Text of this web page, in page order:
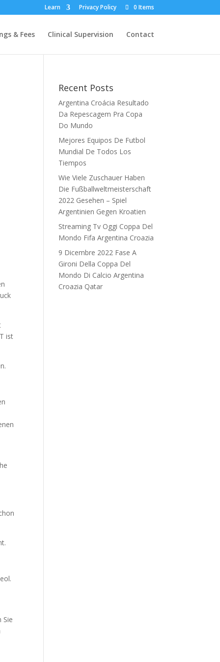
Learn Privacy Policy 0 Items
& Fees Clinical Supervision Contact
ist
Sie
Recent Posts
Argentina Croácia Resultado
Da Repescagem Pra Copa
Do Mundo
Mejores Equipos De Futbol
Mundial De Todos Los
Tiempos
Wie Viele Zuschauer Haben
Die Fußballweltmeisterschaft
2022 Gesehen – Spiel
Argentinien Gegen Kroatien
Streaming Tv Oggi Coppa Del
Mondo Fifa Argentina Croazia
9 Dicembre 2022 Fase A
Gironi Della Coppa Del
Mondo Di Calcio Argentina
Croazia Qatar